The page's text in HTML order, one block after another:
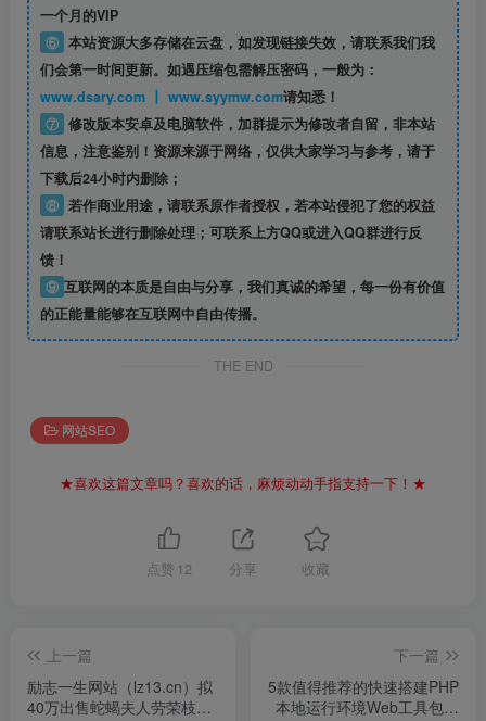
一个月的VIP
⑥ 本站资源大多存储在云盘，如发现链接失效，请联系我们我
们会第一时间更新。如遇压缩包需解压密码，一般为：
www.dsary.com 丨 www.syymw.com请知悉！
⑦ 修改版本安卓及电脑软件，加群提示为修改者自留， 非本站
信息，注意鉴别！资源来源于网络，仅供大家学习与参考，请于
下载后24小时内删除；
⑧ 若作商业用途，请联系原作者授权，若本站侵犯了您的权益
请联系站长进行删除处理；可联系上方QQ或进入QQ群进行反
馈！
⑨ 互联网的本质是自由与分享，我们真诚的希望，每一份有价值
的正能量能够在互联网中自由传播。
THE END
网站SEO
★喜欢这篇文章吗？喜欢的话，麻烦动动手指支持一下！★
点赞 12 分享 收藏
上一篇
励志一生网站（lz13.cn）拟
40万出售蛇蝎夫人劳荣枝案
下一篇
5款值得推荐的快速搭建PHP
本地运行环境Web工具包人